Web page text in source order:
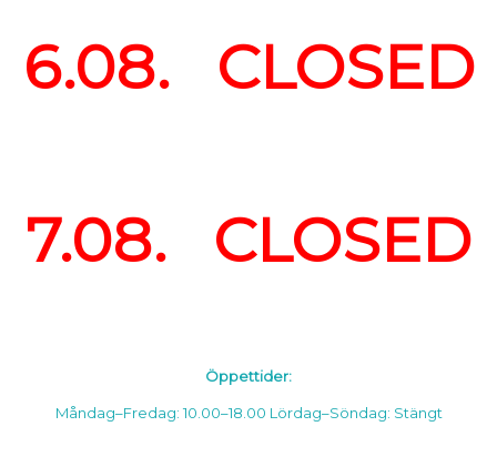
6.08. CLOSED
7.08. CLOSED
Öppettider:
Måndag–Fredag: 10.00–18.00 Lördag–Söndag: Stängt